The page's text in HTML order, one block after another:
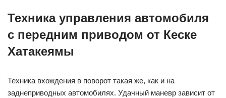
Техника управления автомобиля
с передним приводом от Кеске
Хатакеямы
Техника вхождения в поворот такая же, как и на
заднеприводных автомобилях. Удачный маневр зависит от